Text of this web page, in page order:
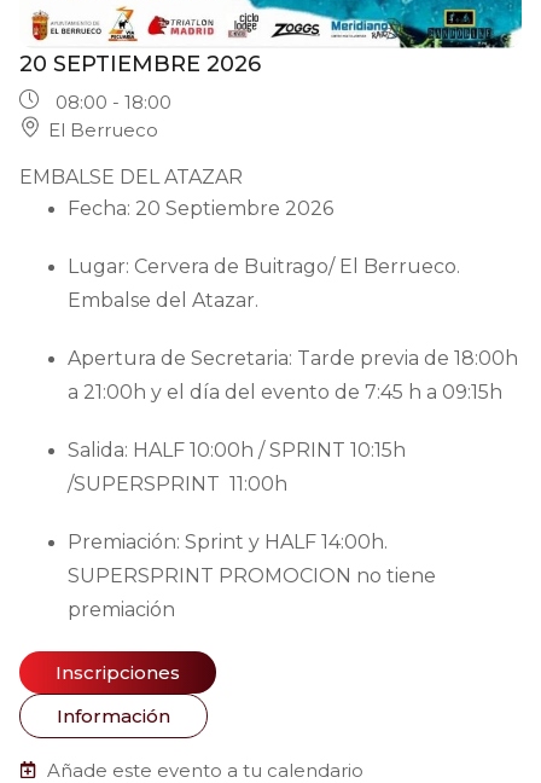
20 SEPTIEMBRE 2026
08:00 - 18:00
El Berrueco
EMBALSE DEL ATAZAR
Fecha: 20 Septiembre 2026
Lugar: Cervera de Buitrago/ El Berrueco.
Embalse del Atazar.
Apertura de Secretaria: Tarde previa de 18:00h
a 21:00h y el día del evento de 7:45 h a 09:15h
Salida: HALF 10:00h / SPRINT 10:15h
/SUPERSPRINT 11:00h
Premiación: Sprint y HALF 14:00h.
SUPERSPRINT PROMOCION no tiene
premiación
Inscripciones
Información
Añade este evento a tu calendario